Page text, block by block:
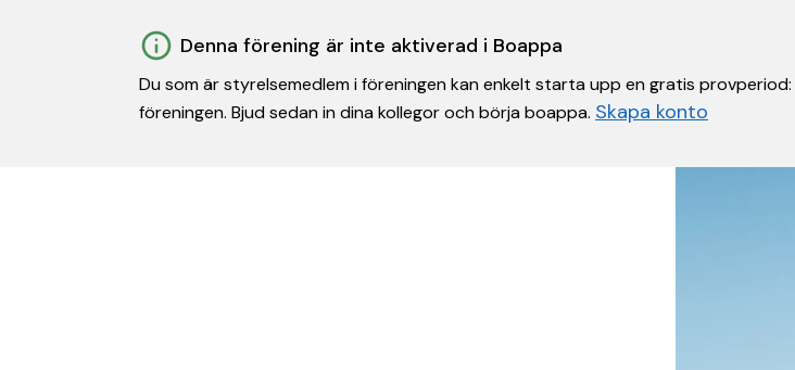
Denna förening är inte aktiverad i Boappa
Du som är styrelsemedlem i föreningen kan enkelt starta upp en gratis
föreningen. Bjud sedan in dina kollegor och börja boappa. Skapa konto